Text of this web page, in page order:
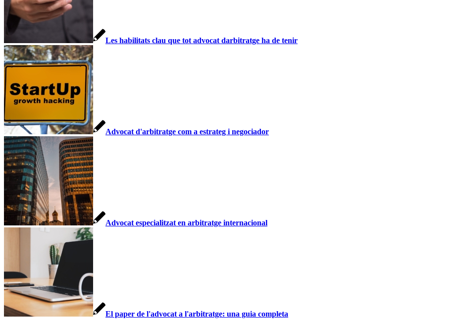
Les habilitats clau que tot advocat darbitratge ha de tenir
Advocat d'arbitratge com a estrateg i negociador
Advocat especialitzat en arbitratge internacional
El paper de l'advocat a l'arbitratge: una guia completa